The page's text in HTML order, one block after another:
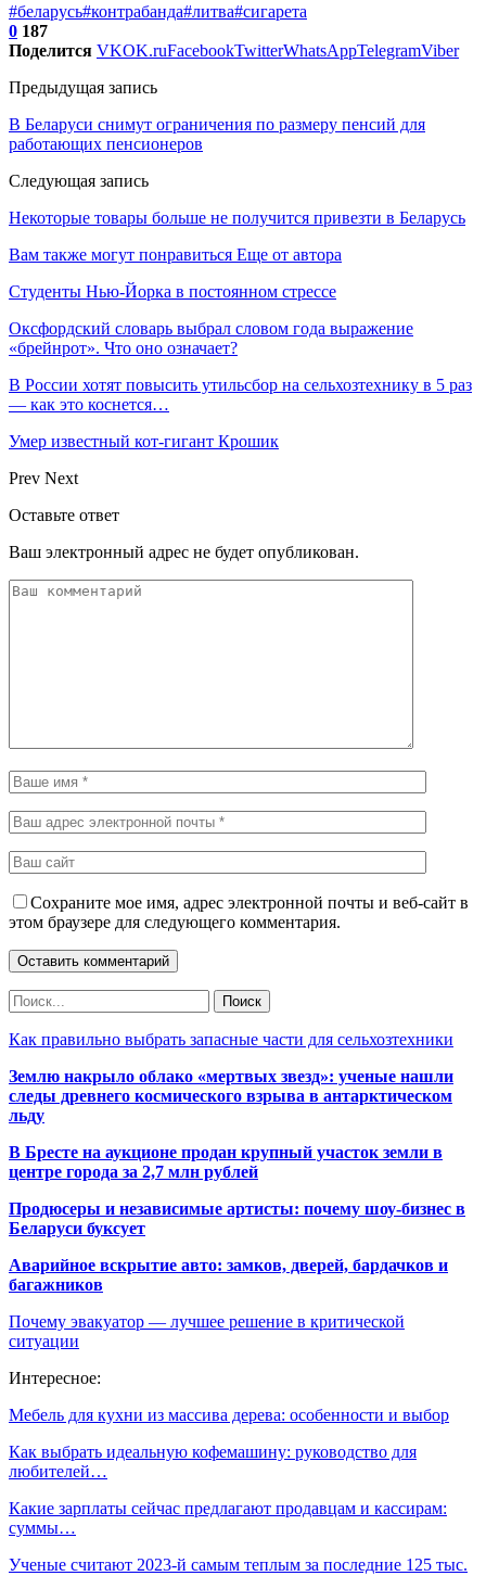
#беларусь#контрабанда#литва#сигарета
0 187
Поделится VKOK.ruFacebookTwitterWhatsAppTelegramViber
Предыдущая запись
В Беларуси снимут ограничения по размеру пенсий для
работающих пенсионеров
Следующая запись
Некоторые товары больше не получится привезти в Беларусь
Вам также могут понравиться Еще от автора
Студенты Нью-Йорка в постоянном стрессе
Оксфордский словарь выбрал словом года выражение
«брейнрот». Что оно означает?
В России хотят повысить утильсбор на сельхозтехнику в 5 раз
— как это коснется…
Умер известный кот-гигант Крошик
Prev Next
Оставьте ответ
Ваш электронный адрес не будет опубликован.
Сохраните мое имя, адрес электронной почты и веб-сайт в
этом браузере для следующего комментария.
Как правильно выбрать запасные части для сельхозтехники
Землю накрыло облако «мертвых звезд»: ученые нашли
следы древнего космического взрыва в антарктическом
льду
В Бресте на аукционе продан крупный участок земли в
центре города за 2,7 млн рублей
Продюсеры и независимые артисты: почему шоу-бизнес в
Беларуси буксует
Аварийное вскрытие авто: замков, дверей, бардачков и
багажников
Почему эвакуатор — лучшее решение в критической
ситуации
Интересное:
Мебель для кухни из массива дерева: особенности и выбор
Как выбрать идеальную кофемашину: руководство для
любителей…
Какие зарплаты сейчас предлагают продавцам и кассирам:
суммы…
Ученые считают 2023-й самым теплым за последние 125 тыс.